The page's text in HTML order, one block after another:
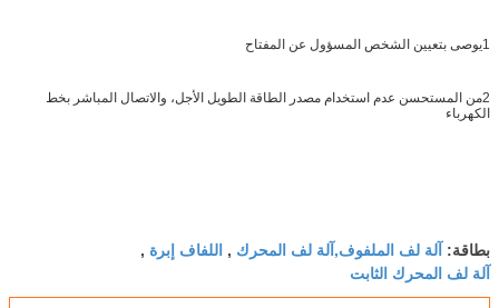
1يوصى بتعيين الشخص المسؤول عن المفتاح
2من المستحسن عدم استخدام مصدر الطاقة الطويل الأجل، والاتصال المباشر بخط
الكهرباء
بطاقة: آلة لف الملفوف,آلة لف المحرك , اللفاف إبرة ,
آلة لف المحرك الثابت